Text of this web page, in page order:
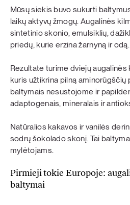
Mūsų siekis buvo sukurti
laikų aktyvų žmogų. Augalinės
sintetinio skonio, emulsiklių,
priedų, kurie erzina žarnyną ir odą.
Rezultate turime dviejų augalinės
kuris užtikrina pilną aminorūgščių
baltymais nesustojome ir
adaptogenais, mineralais ir
Natūralios kakavos ir vanilės
sodrų šokolado skonį. Tai
mylėtojams.
Pirmieji tokie Europoje:
baltymai